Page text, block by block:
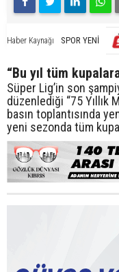
Haber Kaynağı SPOR YENİ
“Bu yıl tüm
Süper Lig’in son
düzenlediği “75 Yıllık
basın toplantısında
yeni sezonda tüm